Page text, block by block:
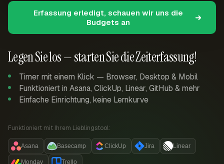
Legen Sie los — starten Sie die Zeiterfassung!
Timer mit einem Klick — Browser, Desktop & Mobil
Funktioniert in Asana, ClickUp, Linear, GitHub & mehr
Einfache Einrichtung, keine Lernkurve
Funktioniert mit Ihrem Lieblingstool:
Asana Basecamp ClickUp Jira Linear
Monday Trello
Erfassung erledigt, schauen wir uns die
Budgets an